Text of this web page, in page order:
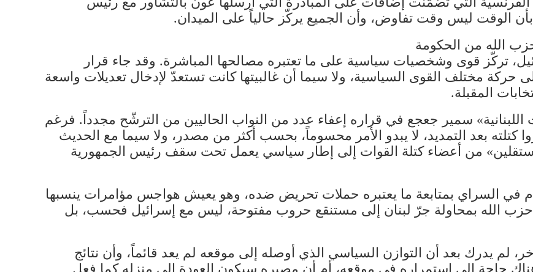
الوقت ليس وقت تفاوض، وأن الجميع يركّز حالياً على الميدان.
الله من الحكومة
تركّز قوى وشخصيات سياسية على ما تعتبره مصالحها المباشرة. وقد جاء قرار
حركة مختلف القوى السياسية، ولا سيما أن غالبيتها كانت تستعدّ لإدخال تعديلات واسعة
المقبلة.
سمير جعجع في قراره إعفاء عدد من النواب الحاليين من الترشّح مجدداً. فرغم
كتلته بعد التمديد، لا يبدو الأمر محسوماً، بحسب أكثر من مصدر، ولا سيما مع الحديث
من أعضاء كتلة القوات إلى إطار سياسي يعمل تحت سقف رئيس الجمهورية
في السراي بمتابعة ما يعتبره حملات تحريض ضده، وهو يعيش هواجس مؤامرات ينسبها
حزب الله بمحاولة جرّ لبنان إلى مستنقع حروب مفتوحة، ليس مع إسرائيل فحسب، بل
لم يدرك بعد أن التوازن السياسي الذي أوصله إلى موقعه لم يعد قائماً، وأن نتائج
حاجة إلى استمراره في موقعه، أم أن مصيره سيكون العودة إلى منزله كما فعل